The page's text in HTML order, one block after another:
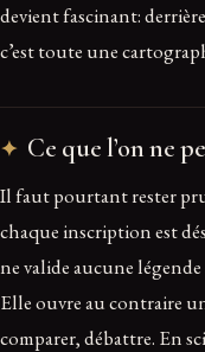
devient fascinant:
c’est toute une
Ce que l’on ne
Il faut pourtant rester
chaque inscription est
ne valide aucune
Elle ouvre au contraire
comparer, débattre. En